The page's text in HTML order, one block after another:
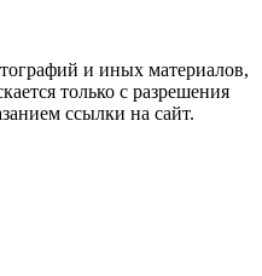
и иных материалов,
только с разрешения
ссылки на сайт.